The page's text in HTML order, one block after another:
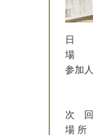
日
場
参加人
次 回
場 所